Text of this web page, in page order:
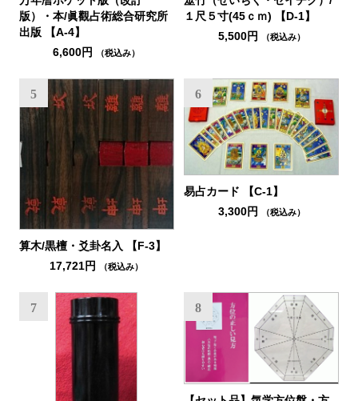
版）・本/眞觀占術総合研究所
出版 【A-4】
6,600円
（税込み）
１尺５寸(45ｃｍ) 【D-1】
5,500円
（税込み）
5
算木/黒檀・爻卦名入 【F-3】
17,721円
（税込み）
6
易占カード 【C-1】
3,300円
（税込み）
7 8